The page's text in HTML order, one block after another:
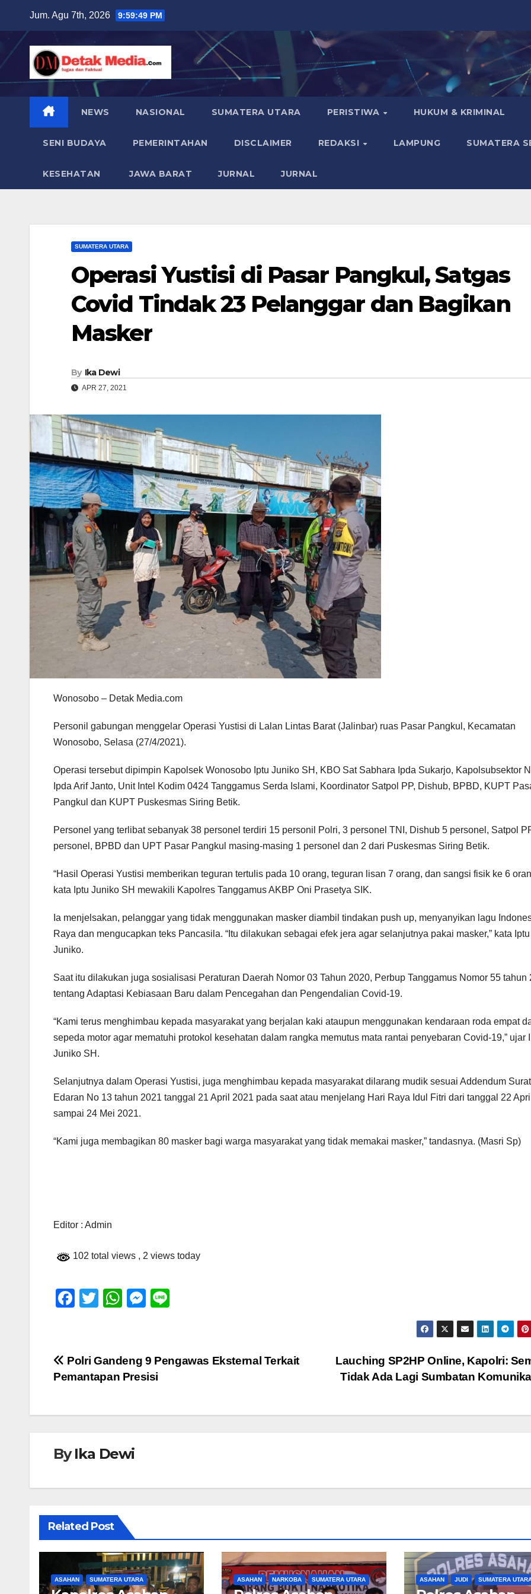
content
Jum. Agu 7th, 2026 9:59:50 PM
NEWS NASIONAL SUMATERA UTARA PERISTIWA HUKUM & KRIMINAL
SENI BUDAYA PEMERINTAHAN DISCLAIMER REDAKSI LAMPUNG SUMATERA
KESEHATAN JAWA BARAT JURNAL JURNAL
SUMATERA UTARA
Operasi Yustisi di Pasar Pangkul, Satgas
Covid Tindak 23 Pelanggar dan Bagikan
Masker
By Ika Dewi
APR 27, 2021
Wonosobo – Detak Media.com
Personil gabungan menggelar Operasi Yustisi di Lalan Lintas Barat (Jalinbar) ruas Pasar Pangkul, Kecamatan
Wonosobo, Selasa (27/4/2021).
Operasi tersebut dipimpin Kapolsek Wonosobo Iptu Juniko SH, KBO Sat Sabhara Ipda Sukarjo, Kapolsubsektor
Ipda Arif Janto, Unit Intel Kodim 0424 Tanggamus Serda Islami, Koordinator Satpol PP, Dishub, BPBD, KUPT
Pangkul dan KUPT Puskesmas Siring Betik.
Personel yang terlibat sebanyak 38 personel terdiri 15 personil Polri, 3 personel TNI, Dishub 5 personel, Satpol
personel, BPBD dan UPT Pasar Pangkul masing-masing 1 personel dan 2 dari Puskesmas Siring Betik.
“Hasil Operasi Yustisi memberikan teguran tertulis pada 10 orang, teguran lisan 7 orang, dan sangsi fisik ke 6
kata Iptu Juniko SH mewakili Kapolres Tanggamus AKBP Oni Prasetya SIK.
Ia menjelsakan, pelanggar yang tidak menggunakan masker diambil tindakan push up, menyanyikan lagu
Raya dan mengucapkan teks Pancasila. “Itu dilakukan sebagai efek jera agar selanjutnya pakai masker,” kata Iptu
Juniko.
Saat itu dilakukan juga sosialisasi Peraturan Daerah Nomor 03 Tahun 2020, Perbup Tanggamus Nomor 55 tahun
tentang Adaptasi Kebiasaan Baru dalam Pencegahan dan Pengendalian Covid-19.
“Kami terus menghimbau kepada masyarakat yang berjalan kaki ataupun menggunakan kendaraan roda empat
sepeda motor agar mematuhi protokol kesehatan dalam rangka memutus mata rantai penyebaran Covid-19,” ujar
Juniko SH.
Selanjutnya dalam Operasi Yustisi, juga menghimbau kepada masyarakat dilarang mudik sesuai Addendum Surat
Edaran No 13 tahun 2021 tanggal 21 April 2021 pada saat atau menjelang Hari Raya Idul Fitri dari tanggal 22
sampai 24 Mei 2021.
“Kami juga membagikan 80 masker bagi warga masyarakat yang tidak memakai masker,” tandasnya. (Masri Sp)
Editor : Admin
102 total views , 2 views today
F
e
b
o
T
er
W
s
A
p
M
e
n
er
Navigasi
Lauching SP2HP Online, Kapolri:
Tidak Ada Lagi Sumbatan
Polri Gandeng 9 Pengawas Eksternal Terkait
Pemantapan Presisi
ByIka Dewi
Related Post
ASAHAN SUMATERA UTARA ASAHAN NARKOBA SUMATERA UTARA ASAHAN JUDI SUMATERA